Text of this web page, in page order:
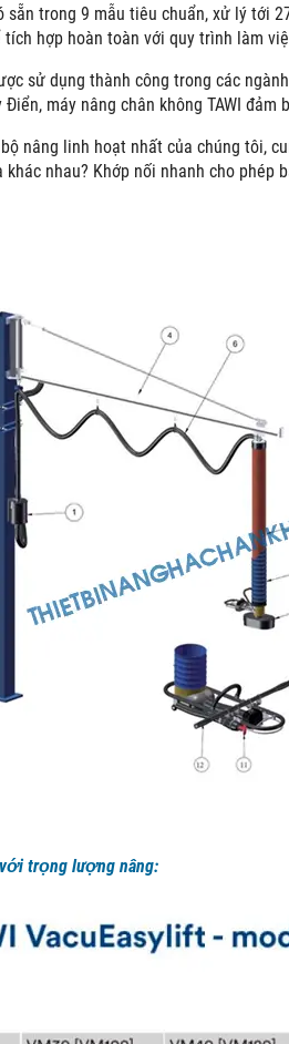
sẵn trong 9 mẫu tiêu chuẩn, xử lý tới
hợp hoàn toàn với quy trình làm
sử dụng thành công trong các
Điển, máy nâng chân không TAWI
bộ nâng linh hoạt nhất của chúng tôi,
khác nhau? Khớp nối nhanh cho
trọng lượng nâng: